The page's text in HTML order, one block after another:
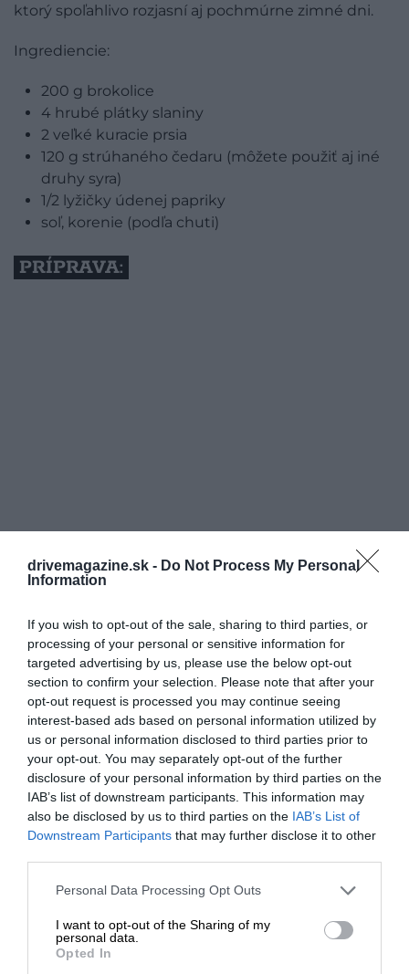
drivemagazine.sk - Do Not Process My Personal
Information
If you wish to opt-out of the sale, sharing to third parties, or
processing of your personal or sensitive information for
targeted advertising by us, please use the below opt-out
section to confirm your selection. Please note that after your
opt-out request is processed you may continue seeing
interest-based ads based on personal information utilized by
us or personal information disclosed to third parties prior to
your opt-out. You may separately opt-out of the further
disclosure of your personal information by third parties on the
IAB’s list of downstream participants. This information may
also be disclosed by us to third parties on the IAB’s List of
Downstream Participants that may further disclose it to other
Please note that this website/app uses one or more Google
not limited to your visit or usage behaviour. You may click to
grant or deny consent to Google and its third-party tags to
use your data for below specified purposes in below Google
Personal Data Processing Opt Outs
I want to opt-out of the Sharing of my
personal data.
Opted In
ktorý spoľahlivo rozjasní aj pochmúrne zimné dni.
Ingrediencie:
200 g brokolice
4 hrubé plátky slaniny
2 veľké kuracie prsia
120 g strúhaného čedaru (môžete použiť aj iné
druhy syra)
1/2 lyžičky údenej papriky
soľ, korenie (podľa chuti)
PRÍPRAVA: